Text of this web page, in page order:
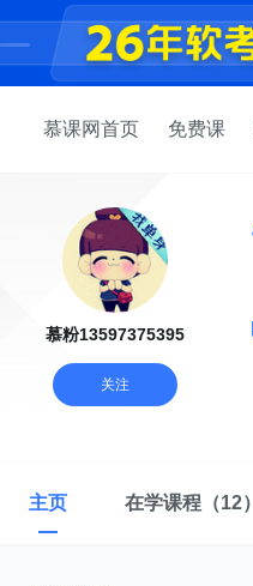
慕课网首页 免费课
慕粉13597375395
关注
主页 在学课程 （12）